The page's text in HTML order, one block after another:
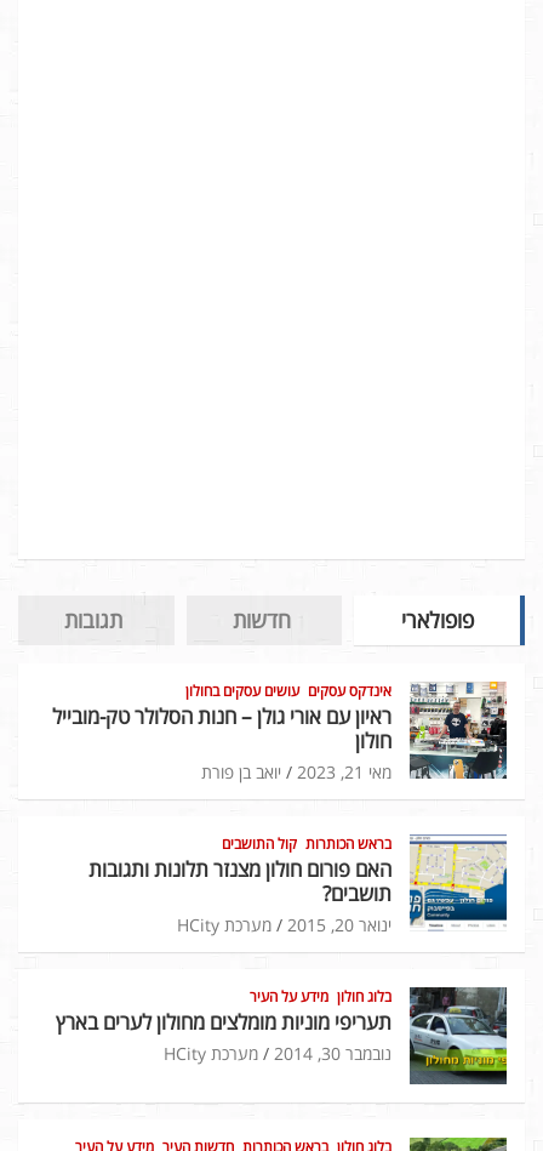
פופולארי חדשות תגובות
אינדקס עסקים עושים עסקים בחולון
ראיון עם אורי גולן – חנות הסלולר טק-מובייל
חולון
מאי 21, 2023 יואב בן פורת
בראש הכותרות קול התושבים
האם פורום חולון מצנזר תלונות ותגובות
תושבים?
ינואר 20, 2015 מערכת HCity
בלוג חולון מידע על העיר
תעריפי מוניות מומלצים מחולון לערים בארץ
נובמבר 30, 2014 מערכת HCity
בלוג חולון בראש הכותרות חדשות העיר מידע על העיר